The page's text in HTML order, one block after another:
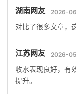
湖南网友 2026-
对比了很多文章，
江苏网友 2026-
收水表现良好，有
提升。